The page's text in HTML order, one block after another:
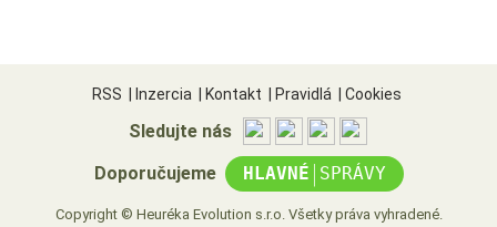
RSS Inzercia Kontakt Pravidlá Cookies
Sledujte nás
Doporučujeme HLAVNÉ | SPRÁVY
Copyright © Heuréka Evolution s.r.o. Všetky práva vyhradené.